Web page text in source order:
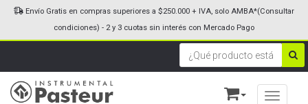
Toggle
Envío Gratis en compras superiores a $250.000 + IVA, solo AMBA*(Consultar
condiciones) - 2 y 3 cuotas sin interés con Mercado Pago